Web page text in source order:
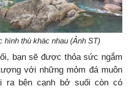
hình thù khác nhau (Ảnh ST)
bạn sẽ được thỏa sức ngắm
với những mỏm đá muôn
ra bên cạnh bở suối còn có